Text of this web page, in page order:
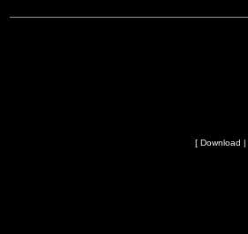
[ Download |